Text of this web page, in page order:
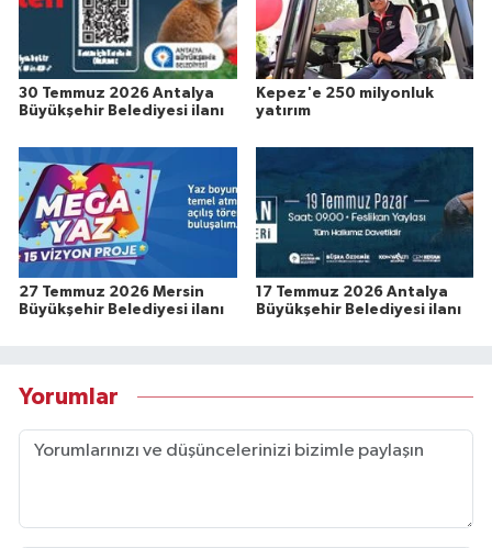
30 Temmuz 2026 Antalya
Büyükşehir Belediyesi ilanı
Kepez'e 250 milyonluk
yatırım
27 Temmuz 2026 Mersin
Büyükşehir Belediyesi ilanı
17 Temmuz 2026 Antalya
Büyükşehir Belediyesi ilanı
Yorumlar